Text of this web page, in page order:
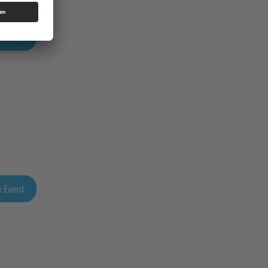
Event
Event